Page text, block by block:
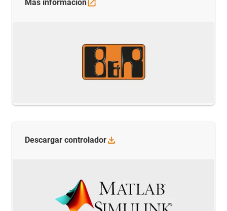
Más información
Descargar controlador